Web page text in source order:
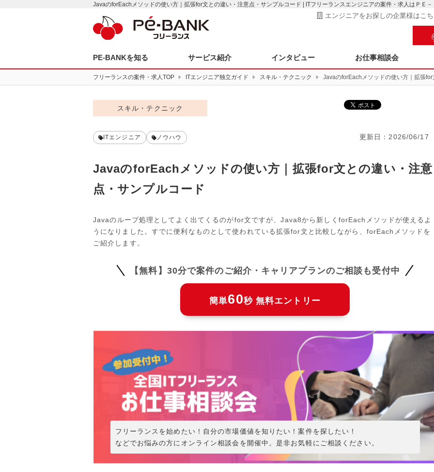
JavaのforEachメソッドの使い方｜拡張for文との違い・注意点・サンプルコード | ITフリーランスエンジニアの案件・求人はＰＥ
エンジニアをお探しの企業様はこ
PE-BANKを知る サービス紹介 インタビュー お仕事相談会
フリーランスの案件・求人TOP ITエンジニア独立ガイド スキル・テクニック JavaのforEachメソッドの使い方｜拡張
スキル・テクニック
ITエンジニア ノウハウ 更新日： 2026/06/17
JavaのforEachメソッドの使い方｜拡張for文との違い・注意
点・サンプルコード
Javaのループ処理としてよく出てくるのがfor文ですが、Java8から新しくforEachメソッドが使えるよ
うになりました。すでに便利なものとして使われている拡張for文と比較しながら、forEachメソッドを
ご紹介します。
【無料】30分で案件のご紹介・キャリアプランのご相談も受付中
簡単60秒 無料エントリー
フリーランスを始めたい！自分の市場価値を知りたい！案件を探したい！
などでお悩みの方にオンライン相談会を開催中。是非お気軽にご相談ください。